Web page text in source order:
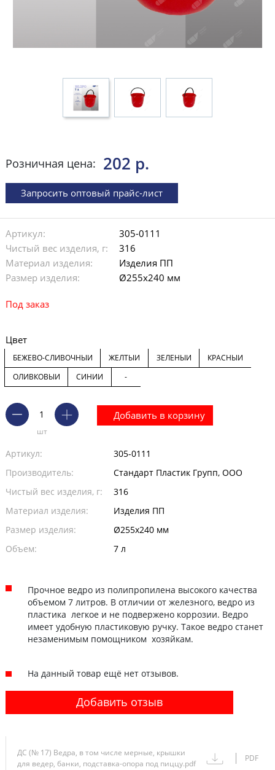
Розничная цена: 202 р.
Запросить оптовый прайс-лист
Артикул:
305-0111
Чистый вес изделия, г:
316
Материал изделия:
Изделия ПП
Размер изделия:
Ø255х240 мм
Под заказ
Цвет
БЕЖЕВО-СЛИВОЧНЫЙ ЖЕЛТЫЙ ЗЕЛЕНЫЙ
КРАСНЫЙ
ОЛИВКОВЫЙ
СИНИЙ -
шт
Добавить в корзину
Артикул:
305-0111
Производитель:
Стандарт Пластик Групп, ООО
Чистый вес изделия, г:
316
Материал изделия:
Изделия ПП
Размер изделия:
Ø255х240 мм
Объем:
7 л
Прочное ведро из полипропилена высокого качества
объемом 7 литров. В отличии от железного, ведро из
пластика легкое и не подвержено коррозии. Ведро
имеет удобную пластиковую ручку. Такое ведро станет
незаменимым помощником хозяйкам.
На данный товар ещё нет отзывов.
Добавить отзыв
ДС (№ 17) Ведра, в том числе мерные, крышки
для ведер, банки, подставка-опора под пиццу.pdf
PDF